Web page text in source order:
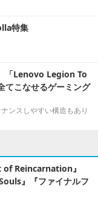
特集
「Lenovo Legion To
こなせるゲーミング
ンスしやすい構造もあり
of Reincarnation』
』『ファイナルフ